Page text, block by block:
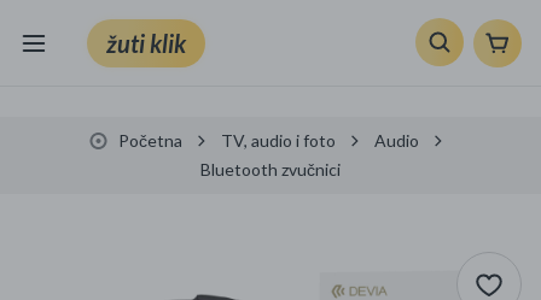
žuti klik
Knjige, škola i ured
Početna TV, audio i foto
Audio
Bluetooth zvučnici